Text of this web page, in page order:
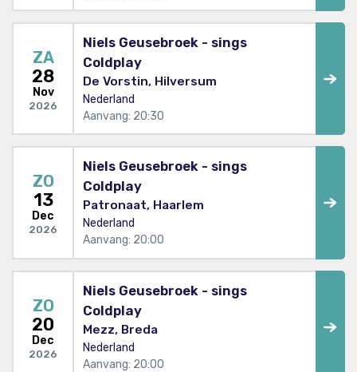
ZA
28
Nov
2026
Niels Geusebroek - sings
Coldplay
De Vorstin, Hilversum
Nederland
Aanvang: 20:30
ZO
13
Dec
2026
Niels Geusebroek - sings
Coldplay
Patronaat, Haarlem
Nederland
Aanvang: 20:00
ZO
20
Dec
2026
Niels Geusebroek - sings
Coldplay
Mezz, Breda
Nederland
Aanvang: 20:00